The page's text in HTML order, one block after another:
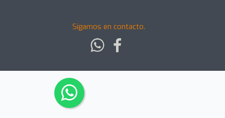
Sígamos en contacto.